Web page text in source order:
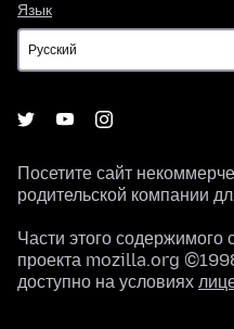
Язык
Посетите сайт
родительской компании
Части этого содержимого
проекта mozilla.org
доступно на условиях